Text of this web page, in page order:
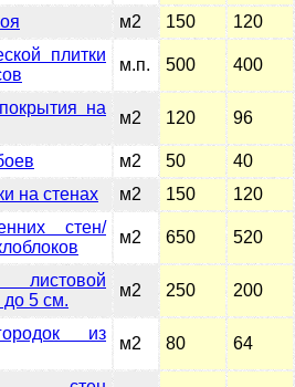
м2 150 120
плитки
м.п. 500 400
на
м2 120 96
м2 50 40
на стенах м2 150 120
стен/
м2 650 520
до 5 см.
м2 250 200
из
м2 80 64